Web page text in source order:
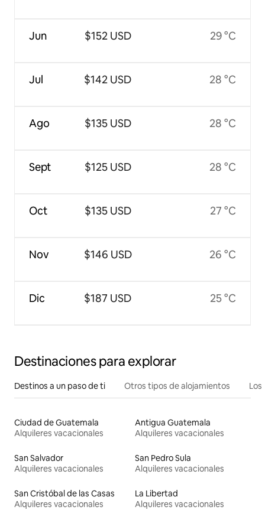
Jun
Jul
Ago
Sept
Oct
Nov
Dic
$152 USD
$142 USD
$135 USD
$125 USD
$135 USD
$146 USD
$187 USD
29 °C
28 °C
28 °C
28 °C
27 °C
26 °C
25 °C
Destinaciones para explorar
Destinos a un paso de ti Otros tipos de alojamientos
Ciudad de Guatemala
Alquileres vacacionales
Antigua Guatemala
Alquileres vacacionales
San Salvador
Alquileres vacacionales
San Pedro Sula
Alquileres vacacionales
San Cristóbal de las Casas
Alquileres vacacionales
La Libertad
Alquileres vacacionales